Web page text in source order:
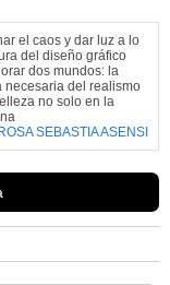
el caos y dar luz a lo
del diseño gráfico
dos mundos: la
necesaria del realismo
no solo en la
SEBASTIA ASENSI